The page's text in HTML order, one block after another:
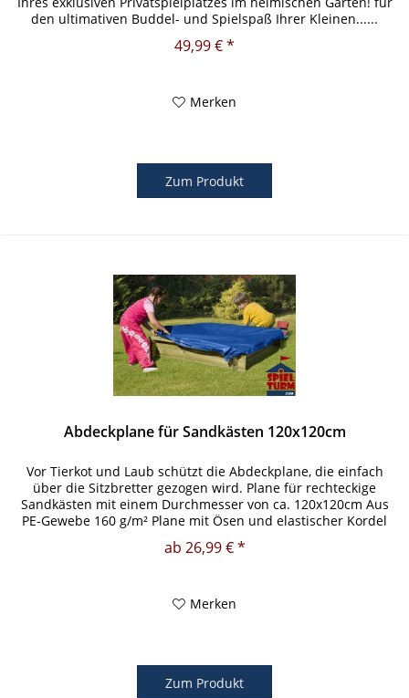
den ultimativen Buddel- und Spielspaß Ihrer Kleinen......
49,99 € *
Merken
Zum Produkt
Abdeckplane für Sandkästen 120x120cm
Vor Tierkot und Laub schützt die Abdeckplane, die einfach
über die Sitzbretter gezogen wird. Plane für rechteckige
Sandkästen mit einem Durchmesser von ca. 120x120cm Aus
PE-Gewebe 160 g/m² Plane mit Ösen und elastischer Kordel
ab 26,99 € *
Merken
Zum Produkt